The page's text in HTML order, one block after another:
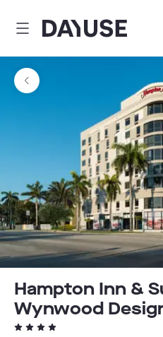
Dayuse
Hampton Inn &
Wynwood